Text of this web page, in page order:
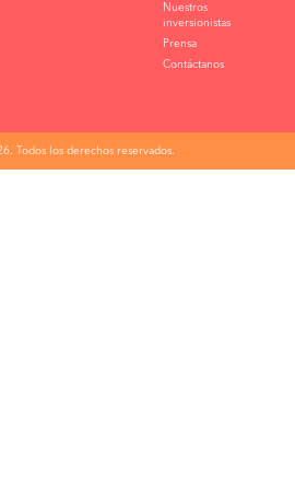
Nuestros
inversionistas
Prensa
Contáctanos
Todos los derechos reservados.